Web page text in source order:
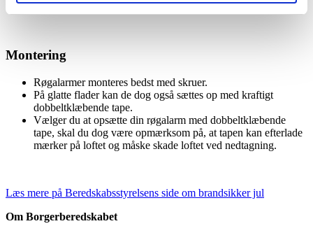
give fejlalarmer.
Montering
Røgalarmer monteres bedst med skruer.
På glatte flader kan de dog også sættes op med kraftigt
dobbeltklæbende tape.
Vælger du at opsætte din røgalarm med dobbeltklæbende
tape, skal du dog være opmærksom på, at tapen kan efterlade
mærker på loftet og måske skade loftet ved nedtagning.
Læs mere på Beredskabsstyrelsens side om brandsikker jul
Om Borgerberedskabet